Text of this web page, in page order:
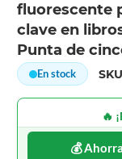
fluorescente
clave en
Punta de
En stock
🔥
💰